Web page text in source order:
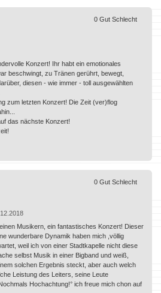
Konzert! Ihr habt ein emotionales
beschwingt, zu Tränen gerührt, bewegt,
diesen - wie immer - toll ausgewählten
zum letzten Konzert! Die Zeit (ver)flog
das nächste Konzert!
0 Gut Schlecht
Musikern, ein fantastisches Konzert! Dieser
wunderbare Dynamik haben mich ,völlig
weil ich von einer Stadtkapelle nicht diese
selbst Musik in einer Bigband und weiß,
solchen Ergebnis steckt, aber auch welch
Leistung des Leiters, seine Leute
Hochachtung!° ich freue mich chon auf
0 Gut Schlecht